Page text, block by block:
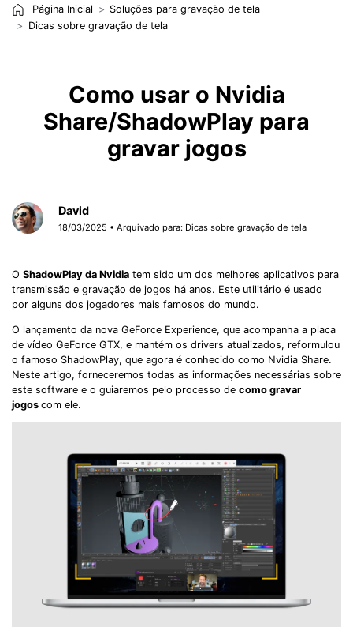
Página Inicial
Soluções para gravação de tela
Dicas sobre gravação de tela
Como usar o Nvidia
Share/ShadowPlay para
gravar jogos
David
18/03/2025 • Arquivado para: Dicas sobre gravação de tela
O ShadowPlay da Nvidia tem sido um dos melhores aplicativos para
transmissão e gravação de jogos há anos. Este utilitário é usado
por alguns dos jogadores mais famosos do mundo.
O lançamento da nova GeForce Experience, que acompanha a placa
de vídeo GeForce GTX, e mantém os drivers atualizados, reformulou
o famoso ShadowPlay, que agora é conhecido como Nvidia Share.
Neste artigo, forneceremos todas as informações necessárias sobre
este software e o guiaremos pelo processo de como gravar
jogos com ele.